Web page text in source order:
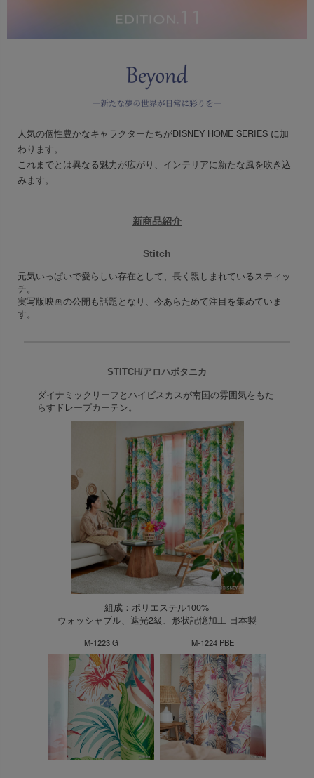
人気の個性豊かなキャラクターたちがDISNEY HOME SERIES に加
わります。
これまでとは異なる魅力が広がり、インテリアに新たな風を吹き込
みます。
新商品紹介
Stitch
元気いっぱいで愛らしい存在として、長く親しまれているスティッ
チ。
実写版映画の公開も話題となり、今あらためて注目を集めていま
す。
STITCH/アロハボタニカ
ダイナミックリーフとハイビスカスが南国の雰囲気をもた
らすドレープカーテン。
組成：ポリエステル100%
ウォッシャブル、遮光2級、形状記憶加工 日本製
M-1223 G M-1224 PBE